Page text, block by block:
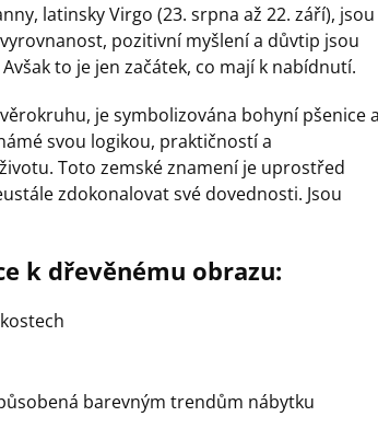
latinsky Virgo (23. srpna až 22. září), jsou
pozitivní myšlení a důvtip jsou
to je jen začátek, co mají k nabídnutí.
je symbolizována bohyní pšenice a
svou logikou, praktičností a
Toto zemské znamení je uprostřed
zdokonalovat své dovednosti. Jsou
k dřevěnému obrazu:
barevným trendům nábytku